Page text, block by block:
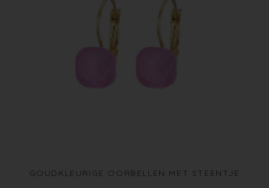
GOUDKLEURIGE OORBELLEN MET STEENTJE